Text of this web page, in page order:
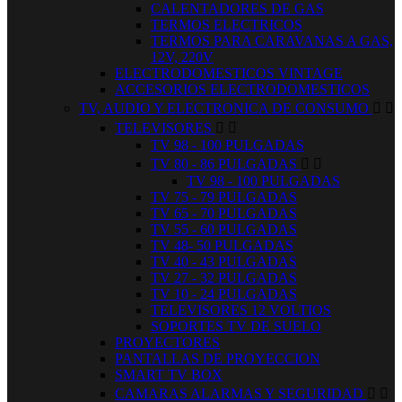
CALENTADORES DE GAS
TERMOS ELECTRICOS
TERMOS PARA CARAVANAS A GAS,
12V, 220V
ELECTRODOMESTICOS VINTAGE
ACCESORIOS ELECTRODOMESTICOS
TV, AUDIO Y ELECTRONICA DE CONSUMO  
TELEVISORES  
TV 98 - 100 PULGADAS
TV 80 - 86 PULGADAS  
TV 98 - 100 PULGADAS
TV 75 - 79 PULGADAS
TV 65 - 70 PULGADAS
TV 55 - 60 PULGADAS
TV 48- 50 PULGADAS
TV 40 - 43 PULGADAS
TV 27 - 32 PULGADAS
TV 10 - 24 PULGADAS
TELEVISORES 12 VOLTIOS
SOPORTES TV DE SUELO
PROYECTORES
PANTALLAS DE PROYECCION
SMART TV BOX
CAMARAS ALARMAS Y SEGURIDAD  